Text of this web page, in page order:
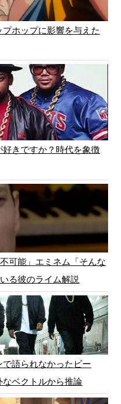
ホップに影響を与えた
きですか？時代を象徴
可能」エミネム「そんな
る彼のライム解説
語られなかったビー
ベクトルから推論